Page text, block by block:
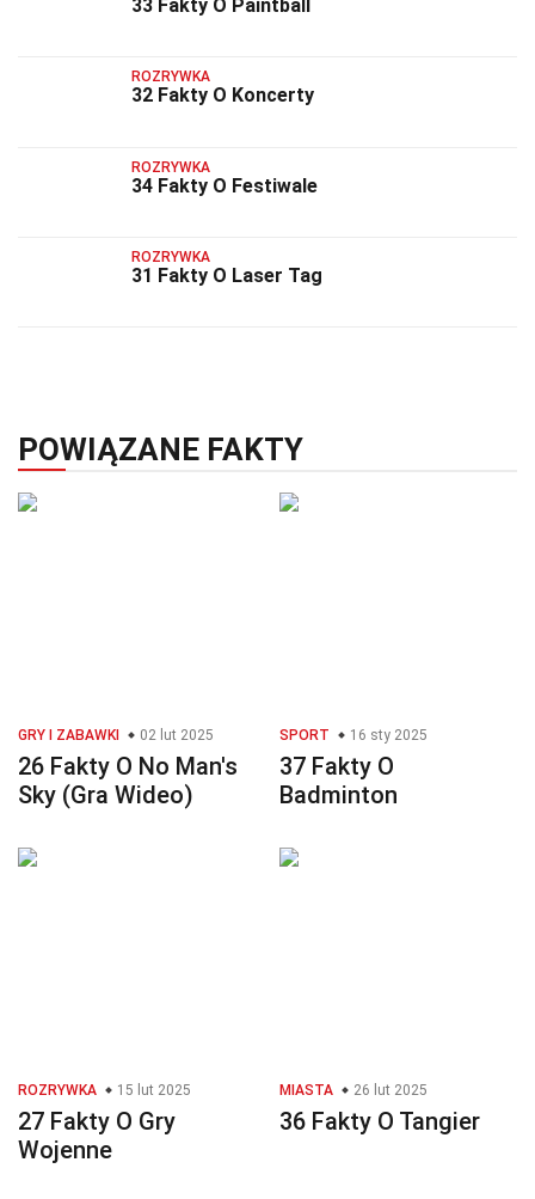
33 Fakty O Paintball
ROZRYWKA
32 Fakty O Koncerty
ROZRYWKA
34 Fakty O Festiwale
ROZRYWKA
31 Fakty O Laser Tag
POWIĄZANE FAKTY
GRY I ZABAWKI 02 lut 2025
26 Fakty O No Man's
Sky (Gra Wideo)
SPORT 16 sty 2025
37 Fakty O
Badminton
ROZRYWKA 15 lut 2025
27 Fakty O Gry
Wojenne
MIASTA 26 lut 2025
36 Fakty O Tangier